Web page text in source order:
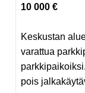
10 000 €
Keskustan
varattua
pois